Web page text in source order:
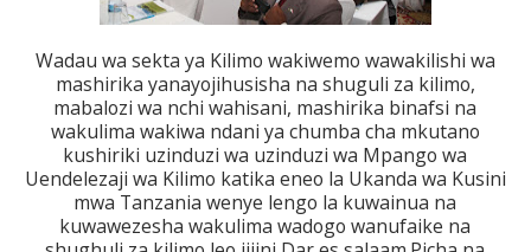
Wadau wa sekta ya Kilimo wakiwemo wawakilishi wa
mashirika yanayojihusisha na shuguli za kilimo,
mabalozi wa nchi wahisani, mashirika binafsi na
wakulima wakiwa ndani ya chumba cha mkutano
kushiriki uzinduzi wa uzinduzi wa Mpango wa
Uendelezaji wa Kilimo katika eneo la Ukanda wa Kusini
mwa Tanzania wenye lengo la kuwainua na
kuwawezesha wakulima wadogo wanufaike na